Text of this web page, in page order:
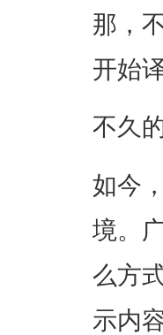
那，
开始
不久
如今
境。
么方
示内